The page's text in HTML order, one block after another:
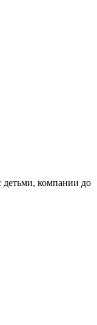
детьми, компании до